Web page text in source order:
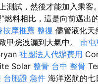
測試，然後才能加入乘客
料相比，這是向前邁出
按摩推薦 整復 儘管液化天
甲烷洩漏到大氣中。 南屯
社團法人代辦費用
Solar 整骨 台中 整骨
台胞證 急件 海洋巡航的七